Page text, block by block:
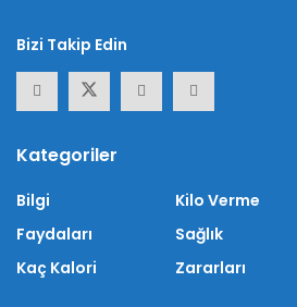
Bizi Takip Edin
Kategoriler
Bilgi
Faydaları
Kaç Kalori
Kilo Verme
Sağlık
Zararları